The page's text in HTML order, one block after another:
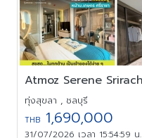
ทุ่งสุขลา , ชลบุรี
THB1,690,000
31/07/2026 เวลา 15:54:59 น.